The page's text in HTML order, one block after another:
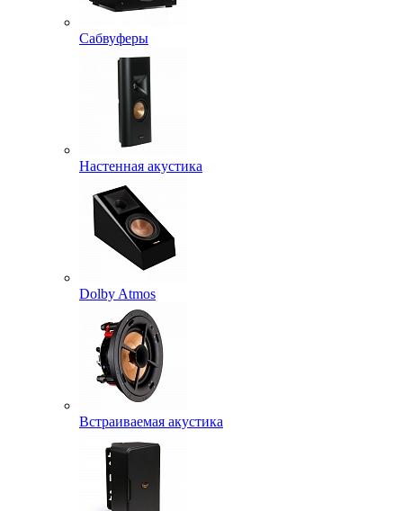
Сабвуферы
Настенная акустика
Dolby Atmos
Встраиваемая акустика